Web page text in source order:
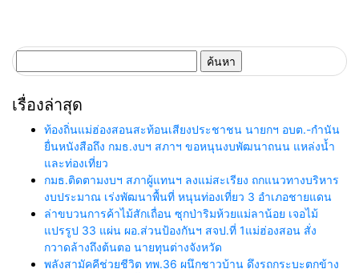
สำหรับ:
เรื่องล่าสุด
ท้องถิ่นแม่ฮ่องสอนสะท้อนเสียงประชาชน นายกฯ อบต.-กำนัน
ยื่นหนังสือถึง กมธ.งบฯ สภาฯ ขอหนุนงบพัฒนาถนน แหล่งน้ำ
และท่องเที่ยว
กมธ.ติดตามงบฯ สภาผู้แทนฯ ลงแม่สะเรียง ถกแนวทางบริหาร
งบประมาณ เร่งพัฒนาพื้นที่ หนุนท่องเที่ยว 3 อำเภอชายแดน
ล่าขบวนการค้าไม้สักเถื่อน ซุกป่าริมห้วยแม่ลาน้อย เจอไม้
แปรรูป 33 แผ่น ผอ.ส่วนป้องกันฯ สจป.ที่ 1แม่ฮ่องสอน สั่ง
กวาดล้างถึงต้นตอ นายทุนต่างจังหวัด
พลังสามัคคีช่วยชีวิต ทพ.36 ผนึกชาวบ้าน ดึงรถกระบะตกข้าง